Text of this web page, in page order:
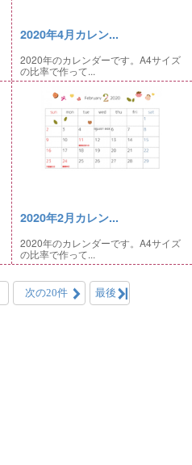
2020年4月カレン...
2020年のカレンダーです。A4サイズ
の比率で作って...
2020年2月カレン...
2020年のカレンダーです。A4サイズ
の比率で作って...
次の20件 最後